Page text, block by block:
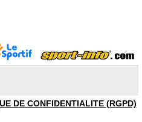
DE CONFIDENTIALITE (RGPD)